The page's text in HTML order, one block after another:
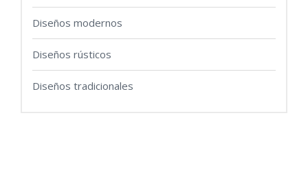
Diseños modernos
Diseños rústicos
Diseños tradicionales